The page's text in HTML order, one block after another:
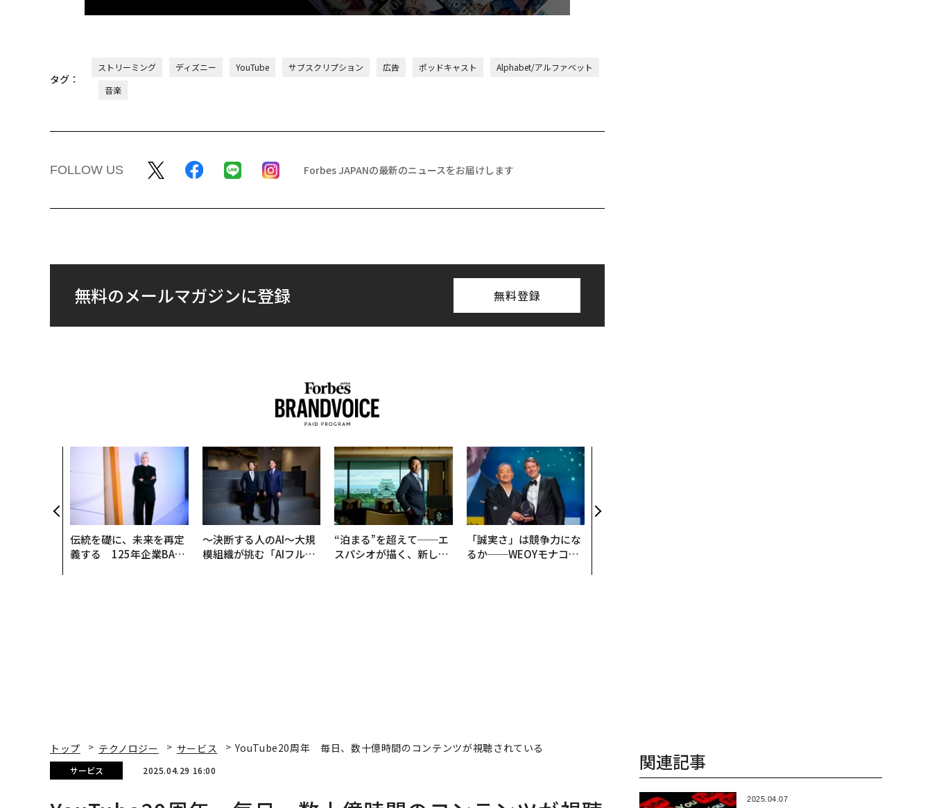
タグ：
ストリーミング ディズニー YouTube サブスクリプション 広告 ポッドキャスト
Alphabet/アルファベット
音楽
FOLLOW US Forbes JAPANの最新のニュースをお届けします
無料のメールマガジンに登録 無料登録
伝統を礎に、未来を再定
義する 125年企業BAT
〜決断する人のAI〜大規
模組織が挑む「AIフル実
“泊まる”を超えて──エ
スパシオが描く、新しい
「誠実さ」は競争力にな
るか──WEOYモナコで
トップ テクノロジー サービス YouTube20周年 毎日、数十億時間のコンテンツが視聴されている
サービス 2025.04.29 16:00 関連記事
2025.04.07